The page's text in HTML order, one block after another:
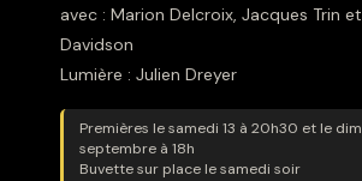
avec : Marion Delcroix, Jacques Trin
Davidson
Lumière : Julien Dreyer
Premières le samedi 13 à 20h30 et le
septembre à 18h
Buvette sur place le samedi soir